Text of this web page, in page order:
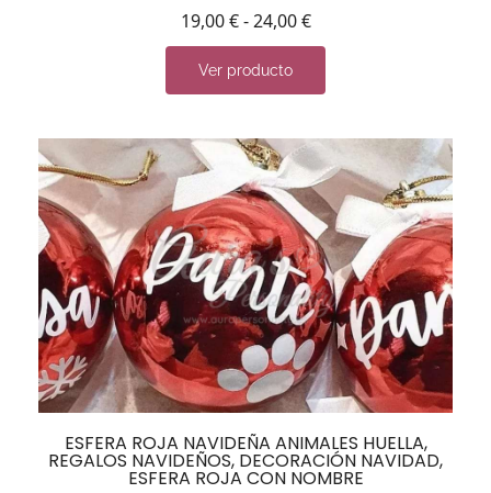
19,00€ - 24,00€
Ver producto
ESFERA ROJA NAVIDEÑA ANIMALES HUELLA,
REGALOS NAVIDEÑOS, DECORACIÓN NAVIDAD,
ESFERA ROJA CON NOMBRE